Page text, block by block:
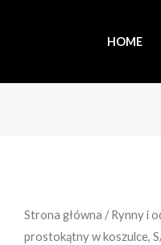
HOME
Strona główna /Rynny i
prostokątny w koszulce,